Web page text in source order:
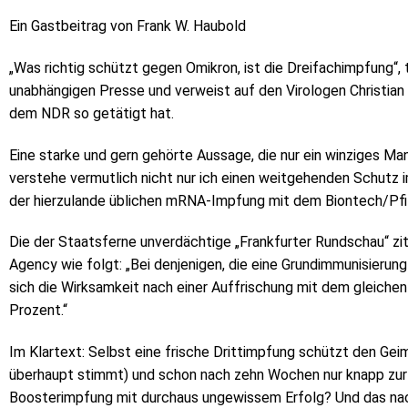
Ein Gastbeitrag von Frank W. Haubold
„Was richtig schützt gegen Omikron, ist die
unabhängigen Presse und verweist auf den Virologen
dem NDR so getätigt hat.
Eine starke und gern gehörte Aussage, die nur ein winziges
verstehe vermutlich nicht nur ich einen weitgehenden Schutz
der hierzulande üblichen mRNA-Impfung mit dem Biontech/
Die der Staatsferne unverdächtige „Frankfurter Rundschau“
Agency wie folgt: „Bei denjenigen, die eine
sich die Wirksamkeit nach einer Auffrischung mit dem
Prozent.“
Im Klartext: Selbst eine frische Drittimpfung schützt den
überhaupt stimmt) und schon nach zehn Wochen nur knapp
Boosterimpfung mit durchaus ungewissem Erfolg? Und das